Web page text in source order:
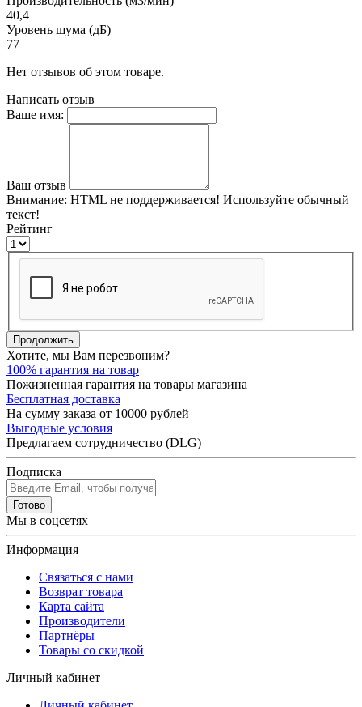
40,4
Уровень шума (дБ)
77
Нет отзывов об этом товаре.
Написать отзыв
Ваше имя:
Ваш отзыв
Внимание: HTML не поддерживается! Используйте обычный
текст!
Рейтинг
Продолжить
Хотите, мы Вам перезвоним?
100% гарантия на товар
Пожизненная гарантия на товары магазина
Бесплатная доставка
На сумму заказа от 10000 рублей
Выгодные условия
Предлагаем сотрудничество (DLG)
Подписка
Готово
Мы в соцсетях
Информация
Связаться с нами
Возврат товара
Карта сайта
Производители
Партнёры
Товары со скидкой
Личный кабинет